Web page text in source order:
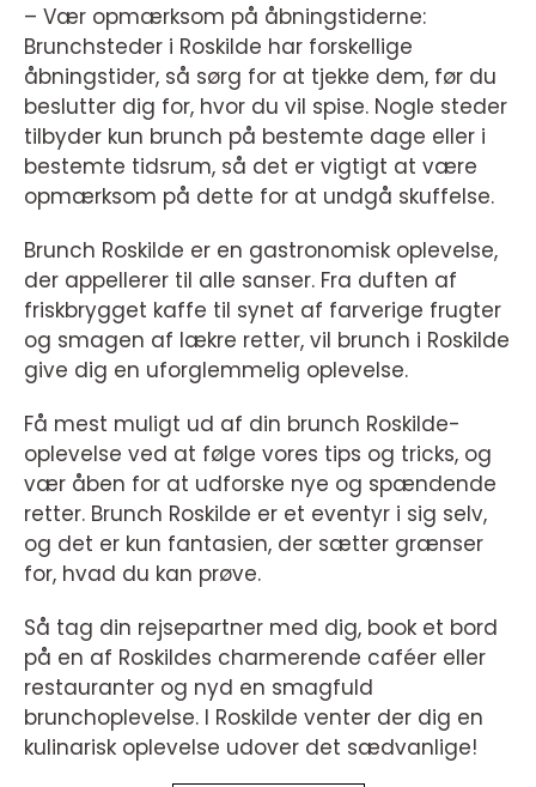
– Vær opmærksom på åbningstiderne:
Brunchsteder i Roskilde har forskellige
åbningstider, så sørg for at tjekke dem, før du
beslutter dig for, hvor du vil spise. Nogle steder
tilbyder kun brunch på bestemte dage eller i
bestemte tidsrum, så det er vigtigt at være
opmærksom på dette for at undgå skuffelse.
Brunch Roskilde er en gastronomisk oplevelse,
der appellerer til alle sanser. Fra duften af
friskbrygget kaffe til synet af farverige frugter
og smagen af lækre retter, vil brunch i Roskilde
give dig en uforglemmelig oplevelse.
Få mest muligt ud af din brunch Roskilde-
oplevelse ved at følge vores tips og tricks, og
vær åben for at udforske nye og spændende
retter. Brunch Roskilde er et eventyr i sig selv,
og det er kun fantasien, der sætter grænser
for, hvad du kan prøve.
Så tag din rejsepartner med dig, book et bord
på en af Roskildes charmerende caféer eller
restauranter og nyd en smagfuld
brunchoplevelse. I Roskilde venter der dig en
kulinarisk oplevelse udover det sædvanlige!